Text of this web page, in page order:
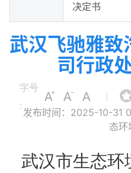
决定书
武汉飞驰雅致
司行政
字号
:
|
发布时间：2025-10-31
态环
武汉市生态环